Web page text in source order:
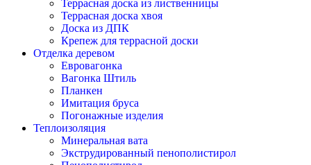
Террасная доска из лиственницы
Террасная доска хвоя
Доска из ДПК
Крепеж для террасной доски
Отделка деревом
Евровагонка
Вагонка Штиль
Планкен
Имитация бруса
Погонажные изделия
Теплоизоляция
Минеральная вата
Экструдированный пенополистирол